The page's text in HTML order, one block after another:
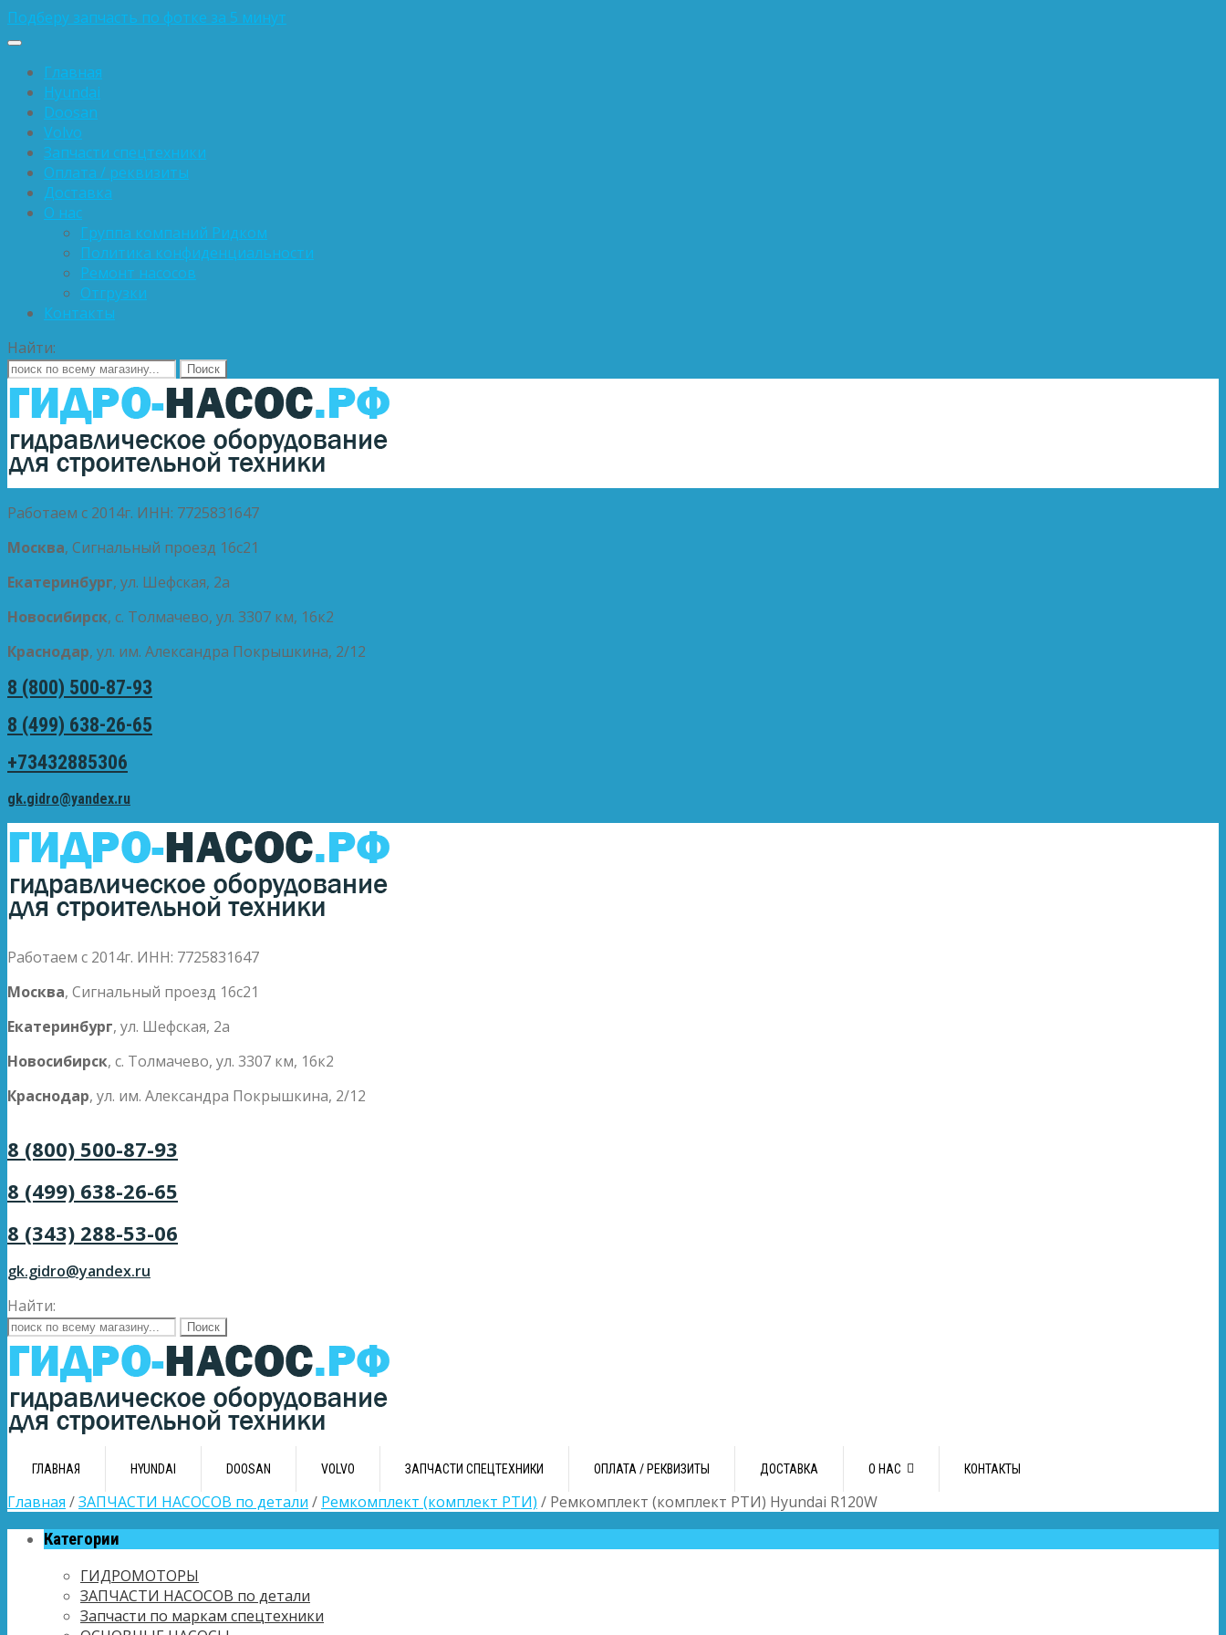
Подберу запчасть по фотке за 5 минут
Главная
Hyundai
Doosan
Volvo
Запчасти спецтехники
Оплата / реквизиты
Доставка
О нас
Группа компаний Ридком
Политика конфиденциальности
Ремонт насосов
Отгрузки
Контакты
Найти:
Работаем с 2014г. ИНН: 7725831647
Москва, Сигнальный проезд 16с21
Екатеринбург, ул. Шефская, 2а
Новосибирск, с. Толмачево, ул. 3307 км, 16к2
Краснодар, ул. им. Александра Покрышкина, 2/12
8 (800) 500-87-93
8 (499) 638-26-65
+73432885306
gk.gidro@yandex.ru
Работаем с 2014г. ИНН: 7725831647
Москва, Сигнальный проезд 16с21
Екатеринбург, ул. Шефская, 2а
Новосибирск, с. Толмачево, ул. 3307 км, 16к2
Краснодар, ул. им. Александра Покрышкина, 2/12
8 (800) 500-87-93
8 (499) 638-26-65
8 (343) 288-53-06
gk.gidro@yandex.ru
Найти:
ГЛАВНАЯ HYUNDAI DOOSAN VOLVO ЗАПЧАСТИ СПЕЦТЕХНИКИ ОПЛАТА / РЕКВИЗИТЫ ДОСТАВКА О НАС КОНТАКТЫ
Главная /ЗАПЧАСТИ НАСОСОВ по детали / Ремкомплект (комплект РТИ) / Ремкомплект (комплект РТИ) Hyundai R120W
Категории
ГИДРОМОТОРЫ
ЗАПЧАСТИ НАСОСОВ по детали
Запчасти по маркам спецтехники